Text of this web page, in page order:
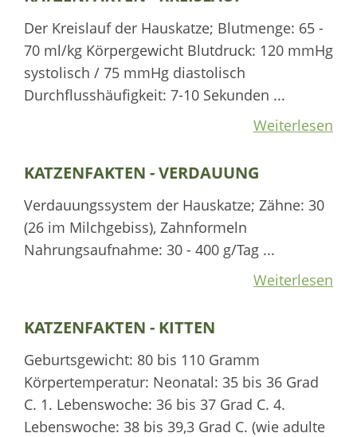
Der Kreislauf der Hauskatze; Blutmenge: 65 -
70 ml/kg Körpergewicht Blutdruck: 120 mmHg
systolisch / 75 mmHg diastolisch
Durchflusshäufigkeit: 7-10 Sekunden ...
Weiterlesen
KATZENFAKTEN - VERDAUUNG
Verdauungssystem der Hauskatze; Zähne: 30
(26 im Milchgebiss), Zahnformeln
Nahrungsaufnahme: 30 - 400 g/Tag ...
Weiterlesen
KATZENFAKTEN - KITTEN
Geburtsgewicht: 80 bis 110 Gramm
Körpertemperatur: Neonatal: 35 bis 36 Grad
C. 1. Lebenswoche: 36 bis 37 Grad C. 4.
Lebenswoche: 38 bis 39,3 Grad C. (wie adulte